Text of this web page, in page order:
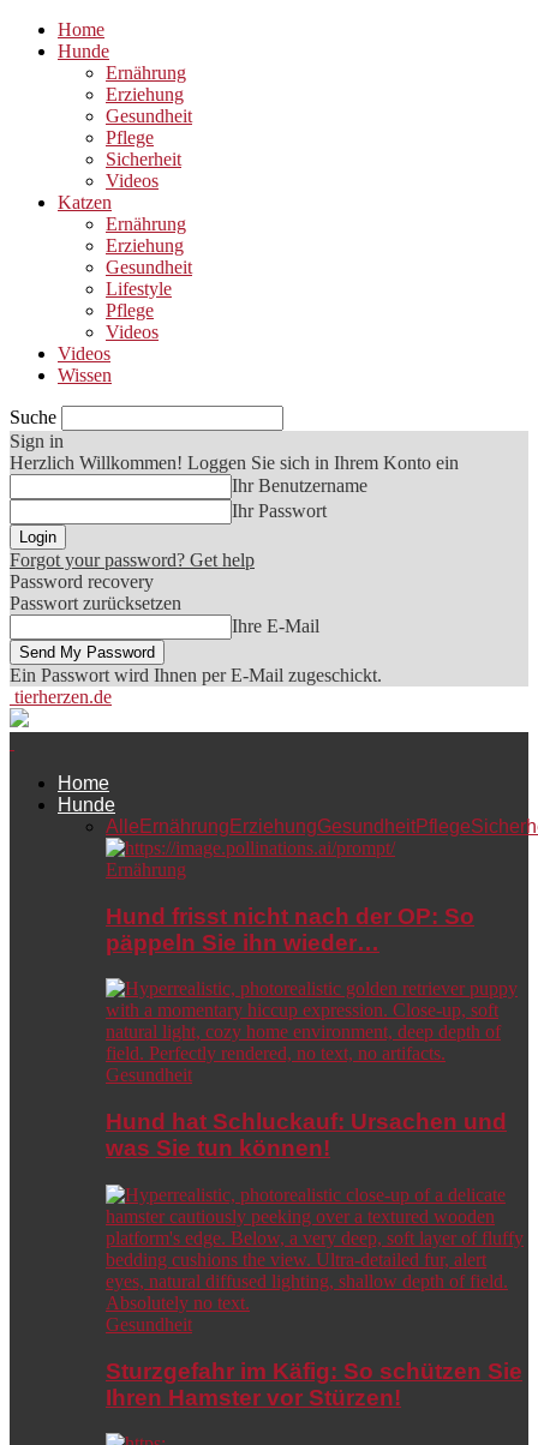
Home
Hunde
Ernährung
Erziehung
Gesundheit
Pflege
Sicherheit
Videos
Katzen
Ernährung
Erziehung
Gesundheit
Lifestyle
Pflege
Videos
Videos
Wissen
Suche
Sign in
Herzlich Willkommen! Loggen Sie sich in Ihrem Konto ein
Ihr Benutzername
Ihr Passwort
Forgot your password? Get help
Password recovery
Passwort zurücksetzen
Ihre E-Mail
Ein Passwort wird Ihnen per E-Mail zugeschickt.
tierherzen.de
Home
Hunde
Alle Ernährung ErziehungGesundheitPflege
Ernährung
Hund frisst nicht nach der OP: So
päppeln Sie ihn wieder…
Gesundheit
Hund hat Schluckauf: Ursachen und
was Sie tun können!
Gesundheit
Sturzgefahr im Käfig: So schützen Sie
Ihren Hamster vor Stürzen!